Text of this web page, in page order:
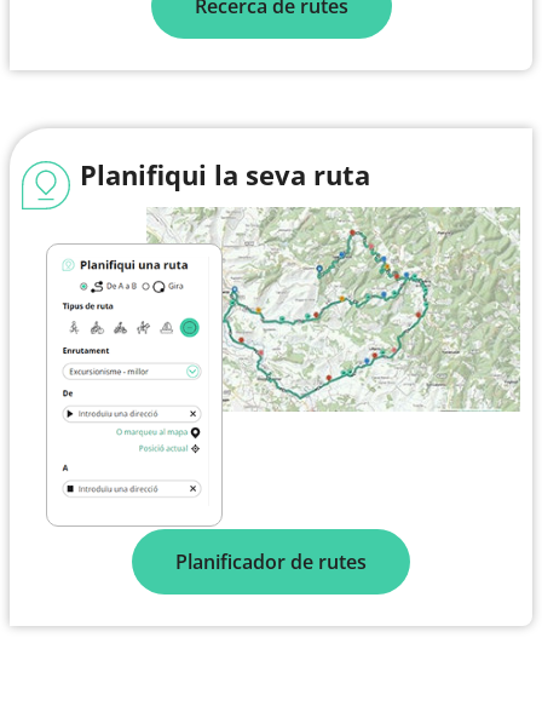
Recerca de rutes
Planifiqui la seva ruta
Planificador de rutes